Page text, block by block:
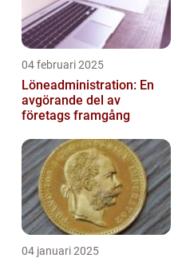
04 februari 2025
Löneadministration: En
avgörande del av
företags framgång
04 januari 2025